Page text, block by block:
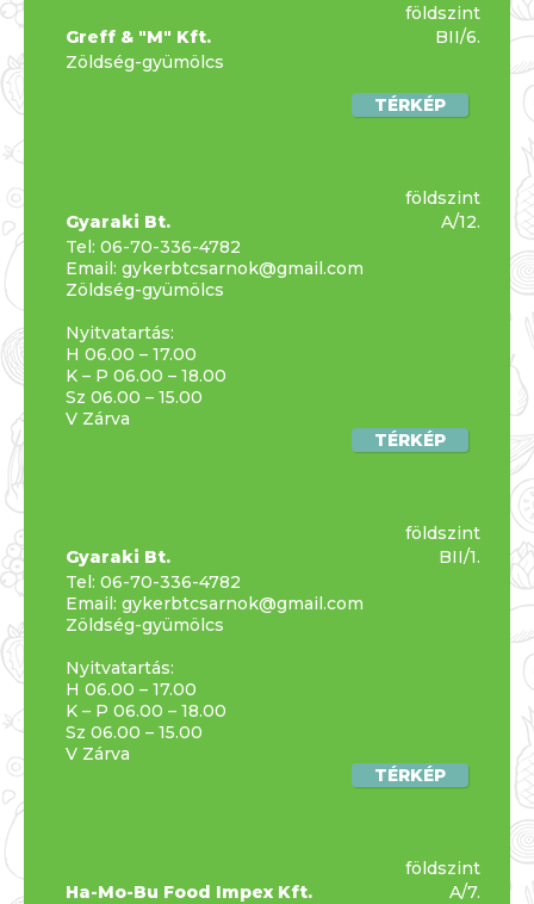
Greff & "M" Kft.
Zöldség-gyümölcs
TÉRKÉP
földszint
BII/6.
Gyaraki Bt.
Tel: 06-70-336-4782
Email: gykerbtcsarnok@gmail.com
Zöldség-gyümölcs
Nyitvatartás:
H 06.00 – 17.00
K – P 06.00 – 18.00
Sz 06.00 – 15.00
V Zárva
TÉRKÉP
földszint
A/12.
Gyaraki Bt.
Tel: 06-70-336-4782
Email: gykerbtcsarnok@gmail.com
Zöldség-gyümölcs
Nyitvatartás:
H 06.00 – 17.00
K – P 06.00 – 18.00
Sz 06.00 – 15.00
V Zárva
TÉRKÉP
földszint
BII/1.
Ha-Mo-Bu Food Impex Kft.
földszint
A/7.